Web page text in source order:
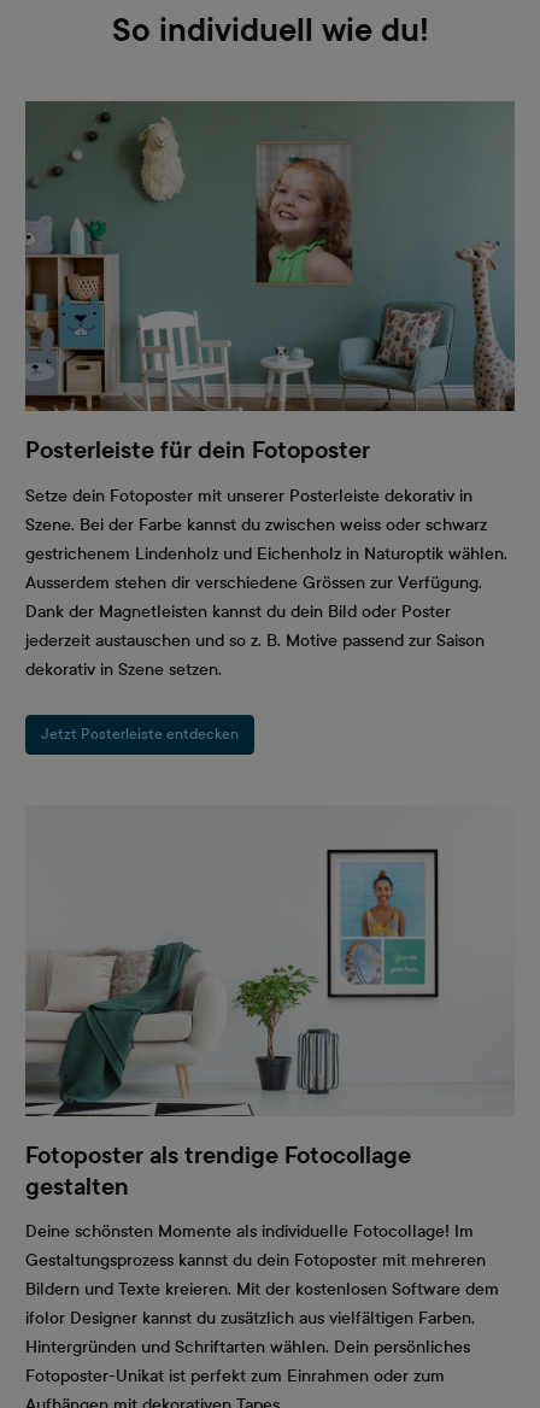
So individuell wie du!
Posterleiste für dein Fotoposter
Setze dein Fotoposter mit unserer Posterleiste dekorativ in
Szene. Bei der Farbe kannst du zwischen weiss oder schwarz
gestrichenem Lindenholz und Eichenholz in Naturoptik wählen.
Ausserdem stehen dir verschiedene Grössen zur Verfügung.
Dank der Magnetleisten kannst du dein Bild oder Poster
jederzeit austauschen und so z. B. Motive passend zur Saison
dekorativ in Szene setzen.
Jetzt Posterleiste entdecken
Fotoposter als trendige Fotocollage
gestalten
Deine schönsten Momente als individuelle Fotocollage! Im
Gestaltungsprozess kannst du dein Fotoposter mit mehreren
Bildern und Texte kreieren. Mit der kostenlosen Software dem
ifolor Designer kannst du zusätzlich aus vielfältigen Farben,
Hintergründen und Schriftarten wählen. Dein persönliches
Fotoposter-Unikat ist perfekt zum Einrahmen oder zum